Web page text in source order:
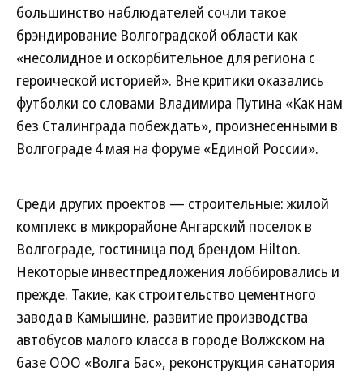
большинство наблюдателей сочли такое
брэндирование Волгоградской области как
«несолидное и оскорбительное для региона с
героической историей». Вне критики оказались
футболки со словами Владимира Путина «Как нам
без Сталинграда побеждать», произнесенными в
Волгограде 4 мая на форуме «Единой России».
Среди других проектов — строительные: жилой
комплекс в микрорайоне Ангарский поселок в
Волгограде, гостиница под брендом Hilton.
Некоторые инвестпредложения лоббировались и
прежде. Такие, как строительство цементного
завода в Камышине, развитие производства
автобусов малого класса в городе Волжском на
базе ООО «Волга Бас», реконструкция санатория